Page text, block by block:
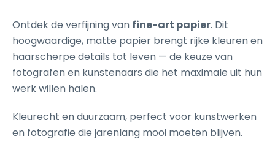
Ontdek de verfijning van fine-art papier. Dit
hoogwaardige, matte papier brengt rijke kleuren en
haarscherpe details tot leven — de keuze van
fotografen en kunstenaars die het maximale uit hun
werk willen halen.
Kleurecht en duurzaam, perfect voor kunstwerken
en fotografie die jarenlang mooi moeten blijven.